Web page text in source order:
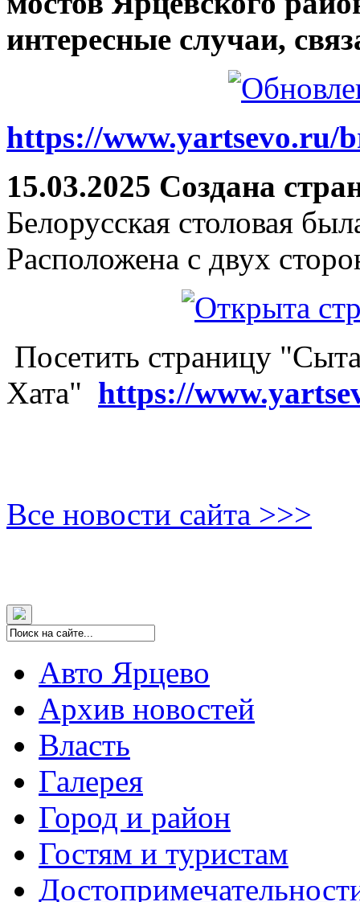
интересные случаи,
https://www.yartsevo.ru/
15.03.2025 Создана
Белорусская столовая
Расположена с двух
Посетить страницу
Хата" https://
Все новости сайта >>>
Авто Ярцево
Архив новостей
Власть
Галерея
Город и район
Гостям и туристам